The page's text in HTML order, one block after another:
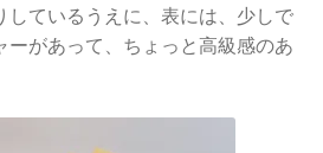
しているうえに、表には、少しで
ーがあって、ちょっと高級感のあ